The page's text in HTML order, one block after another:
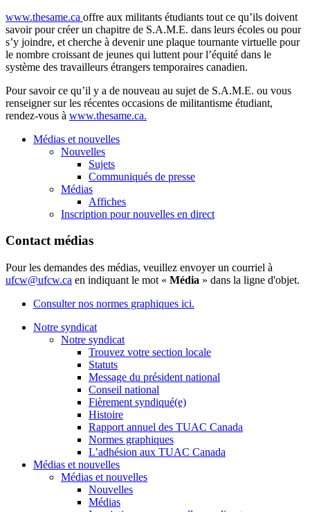
www.thesame.ca offre aux militants étudiants tout ce qu’ils doivent
savoir pourcréerun chapitre de S.A.M.E. dans leurs écoles ou pour
s’y joindre, et cherche à devenir une plaque tournante virtuelle pour
le nombre croissant de jeunes qui luttent pourl’équité dans le
système des travailleurs étrangers temporaires canadien.
Pour savoirce qu’il y a de nouveau au sujet de S.A.M.E. ou vous
renseigner surles récentes occasions de militantisme étudiant,
rendez-vous à www.thesame.ca.
Médias et nouvelles
Nouvelles
Sujets
Communiqués de presse
Médias
Affiches
Inscription pour nouvelles en direct
Contact médias
Pour les demandes des médias, veuillez envoyer un courriel à
ufcw@ufcw.ca en indiquant le mot « Média » dans la ligne d'objet.
Consulter nos normes graphiques ici.
Notre syndicat
Notre syndicat
Trouvez votre section locale
Statuts
Message du président national
Conseil national
Fièrement syndiqué(e)
Histoire
Rapport annuel des TUAC Canada
Normes graphiques
L’adhésion aux TUAC Canada
Médias et nouvelles
Médias et nouvelles
Nouvelles
Médias